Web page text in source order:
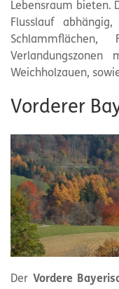
Lebensraum bieten.
Flusslauf
Schlammflächen,
Verlandungszonen
Weichholzauen,
Vorderer
Der Vordere